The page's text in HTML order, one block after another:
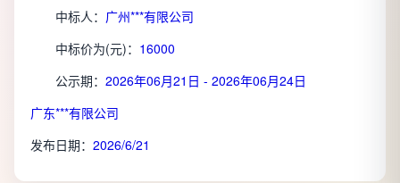
中标人： 广州***有限公司
中标价为(元)： 16000
公示期： 2026年06月21日 - 2026年06月24日
广东***有限公司
发布日期： 2026/6/21